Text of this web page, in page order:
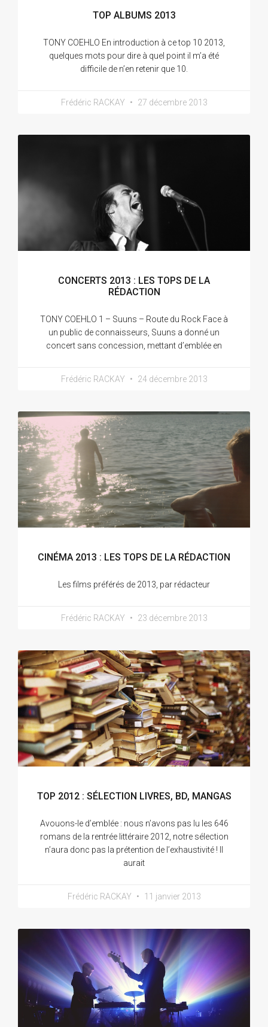
TOP ALBUMS 2013
TONY COEHLO En introduction à ce top 10 2013,
quelques mots pour dire à quel point il m’a été
difficile de n’en retenir que 10.
Frédéric RACKAY 27 décembre 2013
CONCERTS 2013 : LES TOPS DE LA
RÉDACTION
TONY COEHLO 1 – Suuns – Route du Rock Face à
un public de connaisseurs, Suuns a donné un
concert sans concession, mettant d’emblée en
Frédéric RACKAY 24 décembre 2013
CINÉMA 2013 : LES TOPS DE LA RÉDACTION
Les films préférés de 2013, par rédacteur
Frédéric RACKAY 23 décembre 2013
TOP 2012 : SÉLECTION LIVRES, BD, MANGAS
Avouons-le d’emblée : nous n’avons pas lu les 646
romans de la rentrée littéraire 2012, notre sélection
n’aura donc pas la prétention de l’exhaustivité ! Il
aurait
Frédéric RACKAY 11 janvier 2013